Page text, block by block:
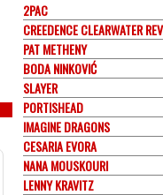
2PAC
CREEDENCE CLEARWATER
PAT METHENY
BODA NINKOVIĆ
SLAYER
PORTISHEAD
IMAGINE DRAGONS
CESARIA EVORA
NANA MOUSKOURI
LENNY KRAVITZ